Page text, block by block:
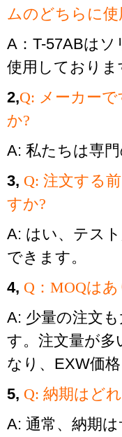
ムのどちらに使
A：T-57ABは
使用しておりま
2,Q: メーカー
か?
A: 私たちは専門
3, Q: 注文する
すか?
A: はい、テス
できます。
4, Q：MOQは
A: 少量の注文
す。注文量が多
なり、EXW価
5, Q: 納期はど
A: 通常、納期